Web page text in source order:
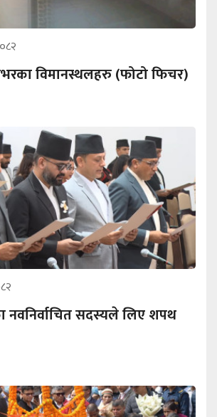
विमानस्थलहरु (फोटो फिचर)
नवनिर्वाचित सदस्यले लिए शपथ